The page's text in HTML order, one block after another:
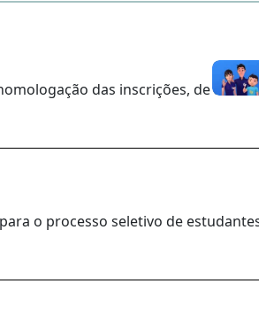
das inscrições, de
o processo seletivo de